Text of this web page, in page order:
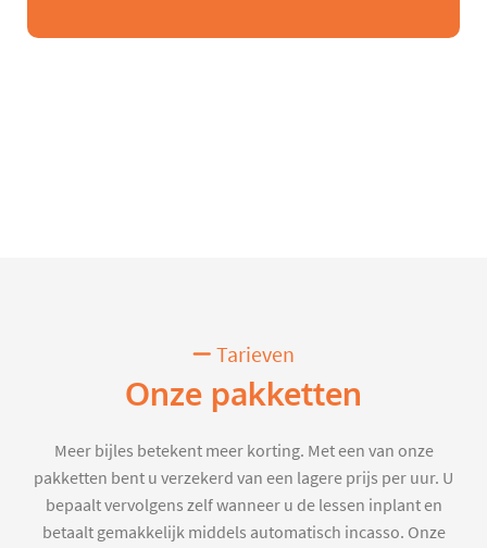
Tarieven
Onze pakketten
Meer bijles betekent meer korting. Met een van onze
pakketten bent u verzekerd van een lagere prijs per uur. U
bepaalt vervolgens zelf wanneer u de lessen inplant en
betaalt gemakkelijk middels automatisch incasso. Onze